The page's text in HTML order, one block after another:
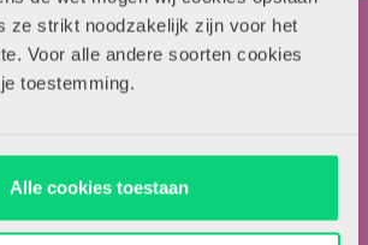
ze strikt noodzakelijk zijn voor het
Voor alle andere soorten cookies
toestemming.
Alle cookies toestaan
Contactgegevens